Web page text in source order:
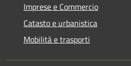
Imprese e Commercio
Catasto e urbanistica
Mobilità e trasporti